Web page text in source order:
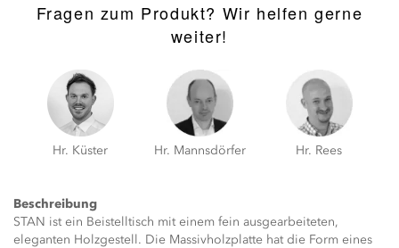
Fragen zum Produkt? Wir helfen gerne
weiter!
Hr. Küster Hr. Mannsdörfer Hr. Rees
Beschreibung
STAN ist ein Beistelltisch mit einem fein ausgearbeiteten,
eleganten Holzgestell. Die Massivholzplatte hat die Form eines